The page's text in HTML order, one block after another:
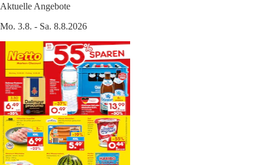
Aktuelle Angebote
Mo. 3.8. - Sa. 8.8.2026